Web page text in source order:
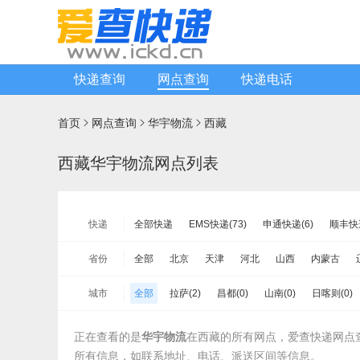
快递查询 网点查询 快递电话
首页  网点查询  华宇物流  西藏
西藏华宇物流网点列表
快递 全部快递 EMS快递(73) 申通快递(6) 顺丰
新邦物流(0) 中铁物流(13) 品骏快递(10) 远
省份 全部 北京 天津 河北 山西 内蒙古
山东
新疆
城市 全部 拉萨(2) 昌都(0) 山南(0) 日喀则(0)
正在查看的是华宇物流在西藏的所有网点，爱查快递网
所有信息，如联系地址、电话、派送区间等信息。